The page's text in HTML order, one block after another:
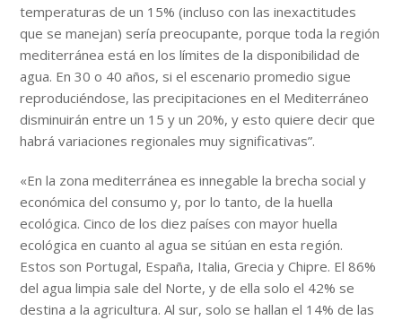
temperaturas de un 15% (incluso con las inexactitudes
que se manejan) sería preocupante, porque toda la región
mediterránea está en los límites de la disponibilidad de
agua. En 30 o 40 años, si el escenario promedio sigue
reproduciéndose, las precipitaciones en el Mediterráneo
disminuirán entre un 15 y un 20%, y esto quiere decir que
habrá variaciones regionales muy significativas”.
«En la zona mediterránea es innegable la brecha social y
económica del consumo y, por lo tanto, de la huella
ecológica. Cinco de los diez países con mayor huella
ecológica en cuanto al agua se sitúan en esta región.
Estos son Portugal, España, Italia, Grecia y Chipre. El 86%
del agua limpia sale del Norte, y de ella solo el 42% se
destina a la agricultura. Al sur, solo se hallan el 14% de las